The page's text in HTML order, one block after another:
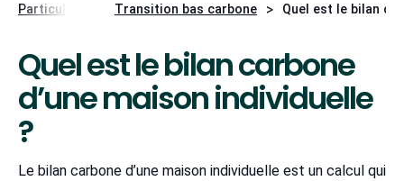
Particuliers Transition bas carbone > Quel est le bilan
Quel est le bilan carbone
d’une maison individuelle
?
Le bilan carbone d’une maison individuelle est un calcul qui